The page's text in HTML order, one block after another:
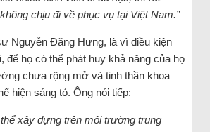
chịu đi về phục vụ tại Việt Nam.”
Nguyễn Đăng Hưng, là vì điều kiện
để họ có thể phát huy khả năng của họ
chưa rộng mở và tinh thần khoa
hiện sáng tỏ. Ông nói tiếp:
xây dựng trên môi trường trung